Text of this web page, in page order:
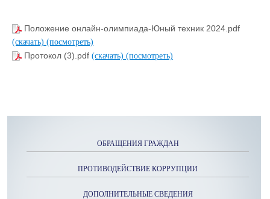
Положение онлайн-олимпиада-Юный техник 2024.pdf
(скачать) (посмотреть)
Протокол (3).pdf (скачать) (посмотреть)
ОБРАЩЕНИЯ ГРАЖДАН
ПРОТИВОДЕЙСТВИЕ КОРРУПЦИИ
ДОПОЛНИТЕЛЬНЫЕ СВЕДЕНИЯ